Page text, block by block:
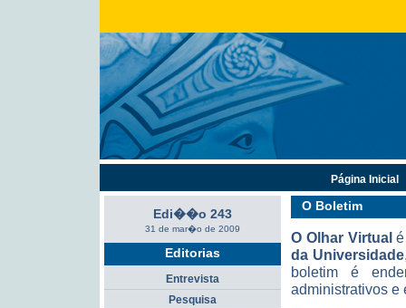
O Boletim
O Olhar Virtualé
da Universidade
boletim é
administrativos e
Edi��o 243
31 de mar�o de 2009
Editorias
Entrevista
Pesquisa
Página Inicial